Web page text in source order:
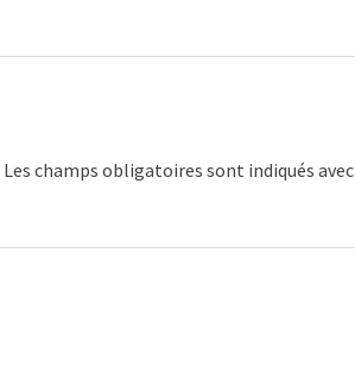
Les champs obligatoires sont indiqués avec